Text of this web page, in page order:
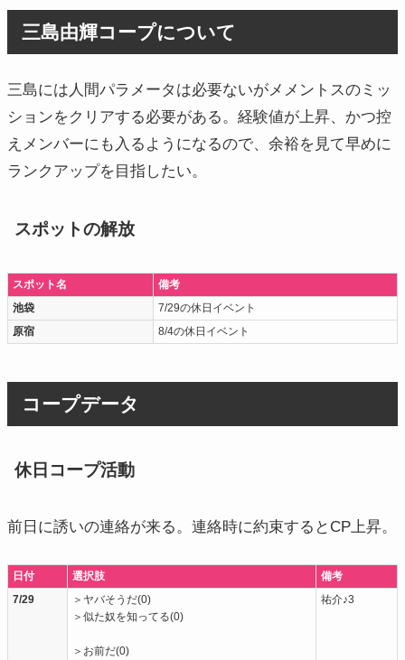
三島由輝コープについて
三島には人間パラメータは必要ないがメメントスのミッ
ションをクリアする必要がある。経験値が上昇、かつ控
えメンバーにも入るようになるので、余裕を見て早めに
ランクアップを目指したい。
スポットの解放
スポット名
備考
池袋
7/29の休日イベント
原宿
8/4の休日イベント
コープデータ
休日コープ活動
前日に誘いの連絡が来る。連絡時に約束するとCP上昇。
日付 選択肢
備考
7/29
＞ヤバそうだ(0)
＞似た奴を知ってる(0)
＞お前だ(0)
祐介♪3